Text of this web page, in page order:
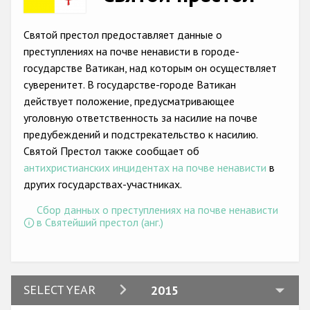
Anti-Roma hate crime
Anti-Semitic hate crime
Anti-Muslim hate crime
Anti-Christian hate crime
Other hate crime based on religion or belief
Gender-based hate crime
Disability hate crime
Организации гражданского общества
Святой престол предоставляет данные о
преступлениях на почве ненависти в городе-
государстве Ватикан, над которым он осуществляет
суверенитет. В государстве-городе Ватикан
действует положение, предусматривающее
уголовную ответственность за насилие на почве
предубеждений и подстрекательство к насилию.
Святой Престол также сообщает об
антихристианских инцидентах на почве ненависти в
других государствах-участниках.
Сбор данных о преступлениях на почве ненависти
в Святейший престол (анг.)
SELECT YEAR 2015
2024